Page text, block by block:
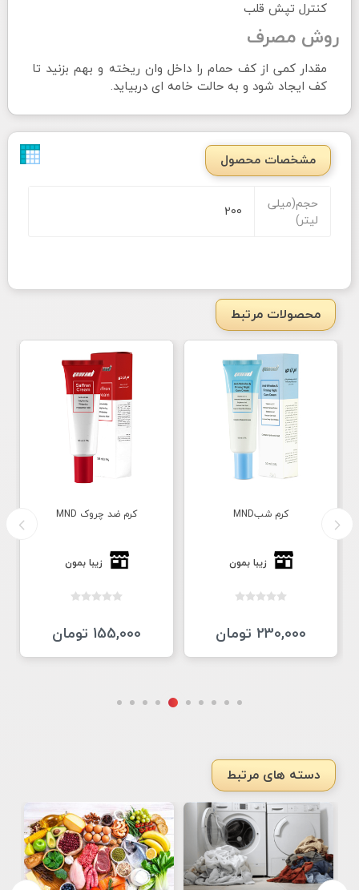
کنترل تپش قلب
روش مصرف
مقدار کمی از کف حمام را داخل وان ریخته و بهم بزنید تا
کف ایجاد شود و به حالت خامه ای دربیاید.
مشخصات محصول
حجم(میلی
لیتر)
200
محصولات مرتبط
کرم شبMND
زیبا بمون
230,000 تومان
کرم ضد چروک MND
زیبا بمون
155,000 تومان
دسته های مرتبط